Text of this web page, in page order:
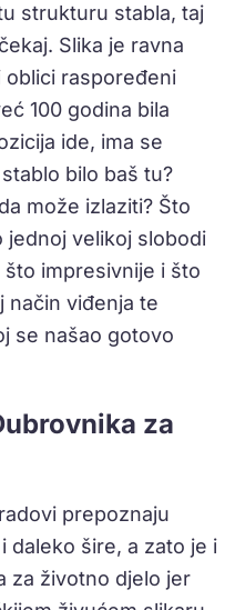
strukturu stabla, taj
Slika je ravna
oblici raspoređeni
100 godina bila
ide, ima se
bilo baš tu?
može izlaziti? Što
jednoj velikoj slobodi
impresivnije i što
način viđenja te
se našao gotovo
za
prepoznaju
daleko šire, a zato je i
za životno djelo jer